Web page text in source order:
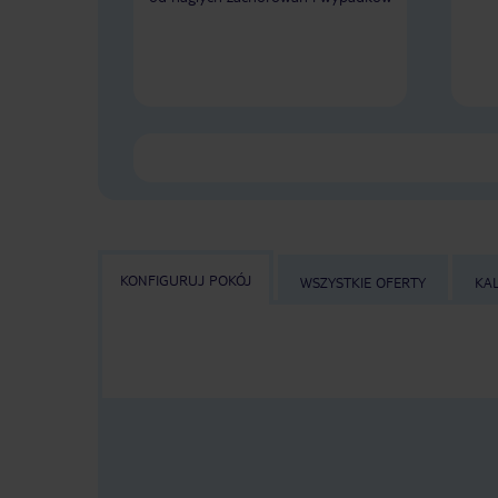
KONFIGURUJ POKÓJ WSZYSTKIE OFERTY